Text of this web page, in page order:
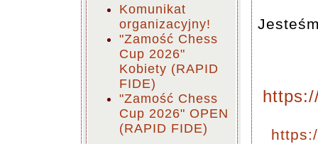
Komunikat
organizacyjny!
"Zamość Chess
Cup 2026"
Kobiety (RAPID
FIDE)
"Zamość Chess
Cup 2026" OPEN
(RAPID FIDE)